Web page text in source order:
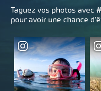
Taguez vos photos avec
pour avoir une chance